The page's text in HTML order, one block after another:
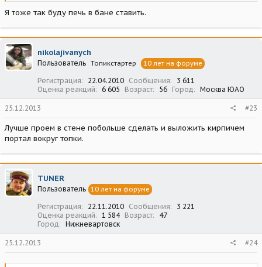
Я тоже так буду печь в бане ставить.
nikolajivanych
Пользователь Топикстартер 10 лет на форуме
Регистрация 22.04.2010 Сообщения
3 611
Оценка реакций
6 605 Возраст 56 Город Москва ЮАО
25.12.2013 #23
Лучше проем в стене побольше сделать и выложить кирпичем
портал вокруг топки.
TUNER
Пользователь 10 лет на форуме
Регистрация 22.11.2010 Сообщения
3 221
Оценка реакций
1 584 Возраст
47
Город
Нижневартовск
25.12.2013 #24